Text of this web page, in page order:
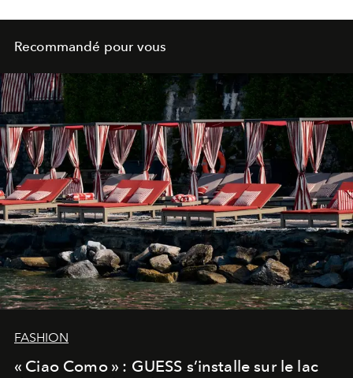
Recommandé pour vous
FASHION
« Ciao Como » : GUESS s’installe sur le lac